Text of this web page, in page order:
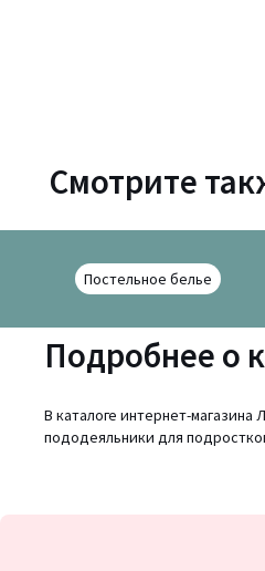
Смотрите
Постельное белье
Подробнее о
В каталоге интернет-
пододеяльники для